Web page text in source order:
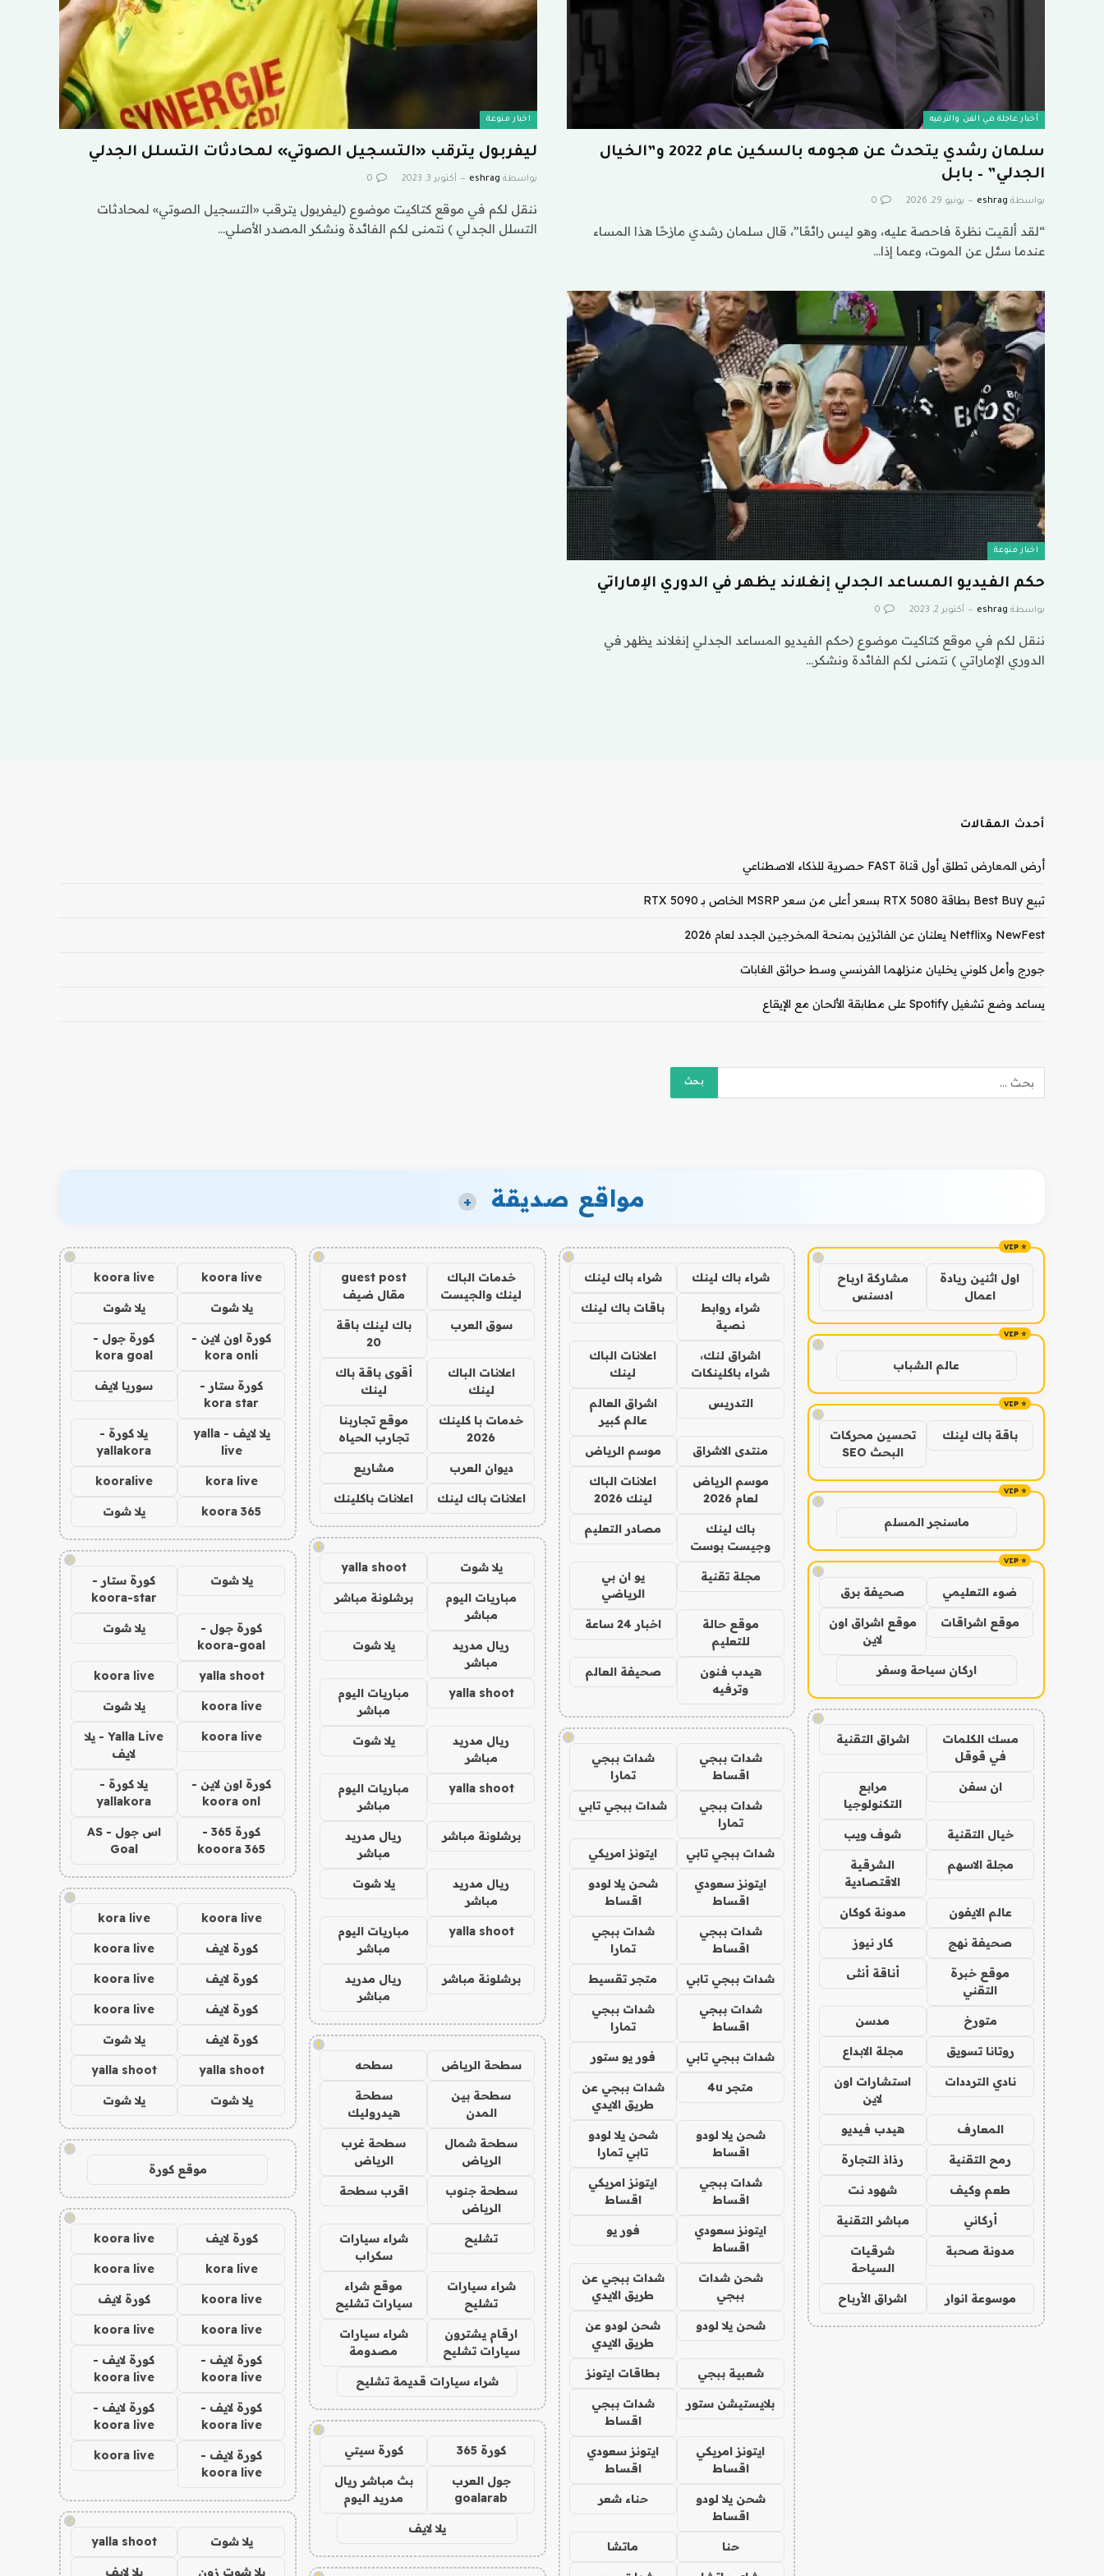
أخبار عاجلة في الفن والترفيه
سلمان رشدي يتحدث عن هجومه بالسكين عام 2022 و”الخيال
الجدلي” – بابل
بواسطة eshrag يونيو 29, 2026 0
“لقد ألقيت نظرة فاحصة عليه، وهو ليس رائعًا”، قال سلمان رشدي مازحًا هذا المساء
عندما سئل عن الموت، وعما إذا…
اخبار منوعة
ليفربول يترقب «التسجيل الصوتي» لمحادثات التسلل الجدلي
بواسطة eshrag أكتوبر 3, 2023 0
ننقل لكم في موقع كتاكيت موضوع (ليفربول يترقب «التسجيل الصوتي» لمحادثات
التسلل الجدلي ) نتمنى لكم الفائدة ونشكر المصدر الأصلي…
اخبار منوعة
حكم الفيديو المساعد الجدلي إنغلاند يظهر في الدوري الإماراتي
بواسطة eshrag أكتوبر 2, 2023 0
ننقل لكم في موقع كتاكيت موضوع (حكم الفيديو المساعد الجدلي إنغلاند يظهر في
الدوري الإماراتي ) نتمنى لكم الفائدة ونشكر…
أحدث المقالات
أرض المعارض تطلق أول قناة FAST حصرية للذكاء الاصطناعي
تبيع Best Buy بطاقة RTX 5080 بسعر أعلى من سعر MSRP الخاص بـ RTX 5090
NewFest وNetflix يعلنان عن الفائزين بمنحة المخرجين الجدد لعام 2026
جورج وأمل كلوني يخليان منزلهما الفرنسي وسط حرائق الغابات
يساعد وضع تشغيل Spotify على مطابقة الألحان مع الإيقاع
مواقع صديقة +
!
اول اثنين ريادة
اعمال
مشاركة ارباح
ادسنس
!
عالم الشباب
!
باقة باك لينك
تحسين محركات
البحث SEO
!
ماسنجر المسلم
!
ضوء التعليمي صحيفة برق
موقع اشراقات
موقع اشراق اون
لاين
اركان سياحة وسفر
!
مسك الكلمات
في قوقل
اشراق التقنية
ان سفن
مرابع
التكنولوجيا
خيال التقنية شوف ويب
مجلة الاسهم
الشرقية
الاقتصادية
عالم الايفون مدونة كوكان
صحيفة نهج كار نيوز
موقع خبرة
التقني
أناقة أنثى
متورخ مدسن
روتانا تسويق مجلة الابداع
نادي الترددات
استشارات اون
لاين
المعارف هيدب فيديو
رمح التقنية رذاذ التجارة
طعم وكيف شهود نت
أركاني مباشر التقنية
مدونة صحبة
شرقيات
السياحة
موسوعة انوار اشراق الأرباح
!
شراء باك لينك شراء باك لينك
شراء روابط
نصية
باقات باك لينك
اشراق لنك،
شراء باكلينكات
اعلانات الباك
لينك
التدريس
اشراق العالم
عالم كبير
منتدى الاشراق موسم الرياض
موسم الرياض
لعام 2026
اعلانات الباك
لينك 2026
باك لينك
وجيست بوست
مصادر التعليم
مجلة تقنية
يو ان بي
الرياضي
موقع حالة
للتعليم
اخبار 24 ساعة
هيدب فنون
وترفيه
صحيفة العالم
!
شدات ببجي
اقساط
شدات ببجي
تمارا
شدات ببجي
تمارا
شدات ببجي تابي
شدات ببجي تابي ايتونز امريكي
ايتونز سعودي
اقساط
شحن يلا لودو
اقساط
شدات ببجي
اقساط
شدات ببجي
تمارا
شدات ببجي تابي متجر تقسيط
شدات ببجي
اقساط
شدات ببجي
تمارا
شدات ببجي تابي فور يو ستور
متجر 4u
شدات ببجي عن
طريق الايدي
شحن يلا لودو
اقساط
شحن يلا لودو
تابي تمارا
شدات ببجي
اقساط
ايتونز امريكي
اقساط
ايتونز سعودي
اقساط
فور يو
شحن شدات
ببجي
شدات ببجي عن
طريق الايدي
شحن يلا لودو
شحن لودو عن
طريق الايدي
شعبية ببجي بطاقات ايتونز
بلايستيشن ستور
شدات ببجي
اقساط
ايتونز امريكي
اقساط
ايتونز سعودي
اقساط
شحن يلا لودو
اقساط
حناء شعر
حنا ماتشا
!
خدمات الباك
لينك والجيست
guest post
مقال ضيف
سوق العرب
باك لينك باقة
20
اعلانات الباك
لينك
أقوى باقة باك
لينك
خدمات با كلينك
2026
موقع تجاربنا
تجارب الحياه
ديوان العرب مشاريع
اعلانات باك لينك اعلانات باكلينك
!
يلا شوت yalla shoot
مباريات اليوم
مباشر
برشلونة مباشر
ريال مدريد
مباشر
يلا شوت
yalla shoot
مباريات اليوم
مباشر
ريال مدريد
مباشر
يلا شوت
yalla shoot
مباريات اليوم
مباشر
برشلونة مباشر
ريال مدريد
مباشر
ريال مدريد
مباشر
يلا شوت
yalla shoot
مباريات اليوم
مباشر
برشلونة مباشر
ريال مدريد
مباشر
!
سطحة الرياض سطحه
سطحة بين
المدن
سطحة
هيدروليك
سطحة شمال
الرياض
سطحة غرب
الرياض
سطحة جنوب
الرياض
اقرب سطحة
تشليح
شراء سيارات
سكراب
شراء سيارات
تشليح
موقع شراء
سيارات تشليح
ارقام يشترون
سيارات تشليح
شراء سيارات
مصدومة
شراء سيارات قديمة تشليح
!
كورة 365 كورة سيتي
جول العرب
goalarab
بث مباشر ريال
مدريد اليوم
يلا لايف
!
koora live
koora live
يلا شوت يلا شوت
كورة اون لاين -
kora onli
كورة جول -
kora goal
كورة ستار -
kora star
سوريا لايف
يلا لايف - yalla
live
يلا كورة -
yallakora
kora live
kooralive
koora 365 يلا شوت
!
يلا شوت
كورة ستار -
koora-star
كورة جول -
koora-goal
يلا شوت
yalla shoot
koora live
koora live يلا شوت
koora live
Yalla Live - يلا
لايف
كورة اون لاين -
koora onl
يلا كورة -
yallakora
كورة 365 -
kooora 365
اس جول - AS
Goal
!
koora live
kora live
كورة لايف koora live
كورة لايف koora live
كورة لايف koora live
كورة لايف يلا شوت
yalla shoot
yalla shoot
يلا شوت يلا شوت
!
موقع كورة
!
كورة لايف koora live
kora live
koora live
koora live كورة لايف
koora live
koora live
كورة لايف -
koora live
كورة لايف -
koora live
كورة لايف -
koora live
كورة لايف -
koora live
كورة لايف -
koora live
koora live
!
يلا شوت yalla shoot
يلا شوت زون يلا لايف